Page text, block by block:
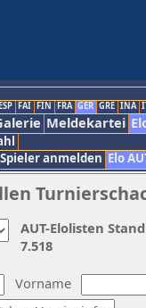
FAI FIN FRA GER GRE INA
Meldekartei
Spieler anmelden Elo
Vorname
AUT-Elolisten
7.518